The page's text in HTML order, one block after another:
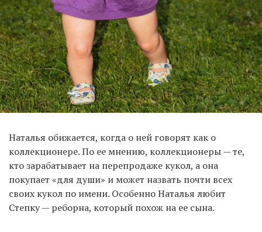
Наталья обижается, когда о ней говорят как о
коллекционере. По ее мнению, коллекционеры — те,
кто зарабатывает на перепродаже кукол, а она
покупает «для души» и может назвать почти всех
своих кукол по имени. Особенно Наталья любит
Степку — реборна, который похож на ее сына.